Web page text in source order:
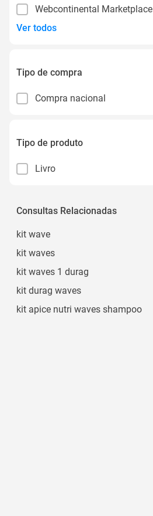
Webcontinental Marketplace
Ver todos
Tipo de compra
Compra nacional
Tipo de produto
Livro
Consultas Relacionadas
kit wave
kit waves
kit waves 1 durag
kit durag waves
kit apice nutri waves shampoo